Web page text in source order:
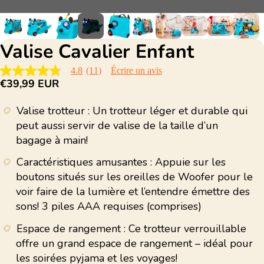
Valise Cavalier Enfant
4.8
étoiles
valeur
note
Read
11
Reviews.
Lien
page.
4.8 (11) Écrire un avis
€39,99 EUR
Valise trotteur : Un trotteur léger et durable qui
peut aussi servir de valise de la taille d’un
bagage à main!
Caractéristiques amusantes : Appuie sur les
boutons situés sur les oreilles de Woofer pour le
voir faire de la lumière et l’entendre émettre des
sons! 3 piles AAA requises (comprises)
Espace de rangement : Ce trotteur verrouillable
offre un grand espace de rangement – idéal pour
les soirées pyjama et les voyages!